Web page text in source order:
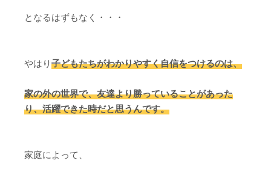
となるはずもなく・・・
やはり子どもたちがわかりやすく自信をつけるのは、
家の外の世界で、友達より勝っていることがあった
り、活躍できた時だと思うんです。
家庭によって、